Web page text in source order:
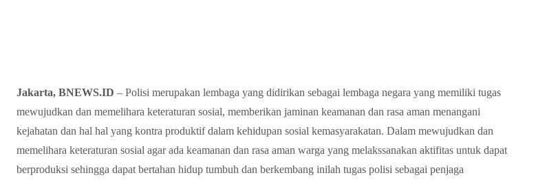
Jakarta, BNEWS.ID – Polisi merupakan lembaga yang didirikan sebagai lembaga negara yang memiliki tugas
mewujudkan dan memelihara keteraturan sosial, memberikan jaminan keamanan dan rasa aman menangani
kejahatan dan hal hal yang kontra produktif dalam kehidupan sosial kemasyarakatan. Dalam mewujudkan dan
memelihara keteraturan sosial agar ada keamanan dan rasa aman warga yang melakssanakan aktifitas untuk dapat
berproduksi sehingga dapat bertahan hidup tumbuh dan berkembang inilah tugas polisi sebagai penjaga